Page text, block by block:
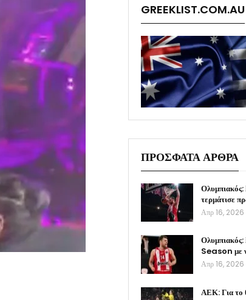
GREEKLIST.COM.AU
ΠΡΟΣΦΑΤΑ ΑΡΘΡΑ
Ολυμπιακός:
τερμάτισε
Απρ 16, 2026
Season με
Απρ 16, 2026
ΑΕΚ: Για το